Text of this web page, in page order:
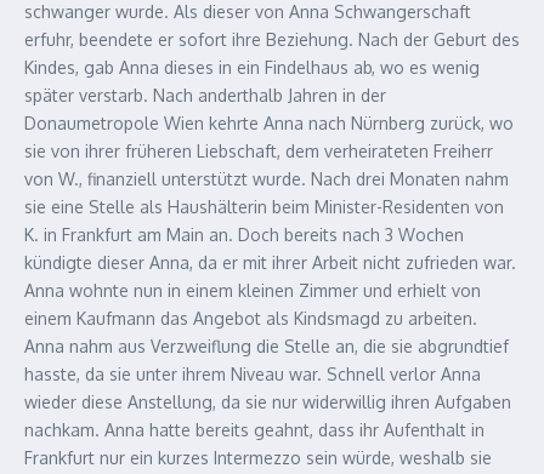
schwanger wurde. Als dieser von Anna Schwangerschaft
erfuhr, beendete er sofort ihre Beziehung. Nach der Geburt des
Kindes, gab Anna dieses in ein Findelhaus ab, wo es wenig
später verstarb. Nach anderthalb Jahren in der
Donaumetropole Wien kehrte Anna nach Nürnberg zurück, wo
sie von ihrer früheren Liebschaft, dem verheirateten Freiherr
von W., finanziell unterstützt wurde. Nach drei Monaten nahm
sie eine Stelle als Haushälterin beim Minister-Residenten von
K. in Frankfurt am Main an. Doch bereits nach 3 Wochen
kündigte dieser Anna, da er mit ihrer Arbeit nicht zufrieden war.
Anna wohnte nun in einem kleinen Zimmer und erhielt von
einem Kaufmann das Angebot als Kindsmagd zu arbeiten.
Anna nahm aus Verzweiflung die Stelle an, die sie abgrundtief
hasste, da sie unter ihrem Niveau war. Schnell verlor Anna
wieder diese Anstellung, da sie nur widerwillig ihren Aufgaben
nachkam. Anna hatte bereits geahnt, dass ihr Aufenthalt in
Frankfurt nur ein kurzes Intermezzo sein würde, weshalb sie